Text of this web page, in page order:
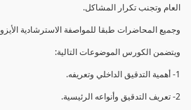
العام وتجنب تكرار المشاكل.
وجميع المحاضرات طبقا للمواصفة الاسترشادية الأيزو 19011:2018.
ويتضمن الكورس الموضوعات التالية:
1- أهمية التدقيق الداخلي وتعريفه.
2- تعريف التدقيق وأنواعه الرئيسية.